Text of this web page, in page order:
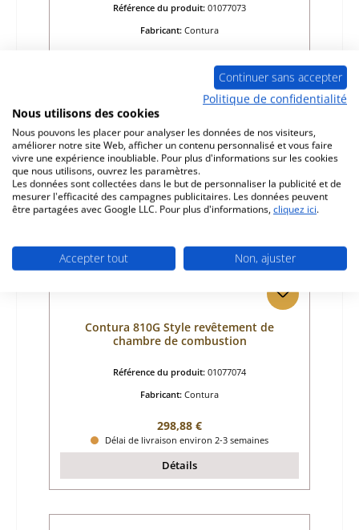
Référence du produit: 01077073
Fabricant: Contura
Délai de livraison environ 2-3 semaines
Contura 810G Style revêtement de
chambre de combustion
Référence du produit: 01077074
Fabricant: Contura
Prix régulier :
298,88 €
Délai de livraison environ 2-3 semaines
Détails
Continuer sans accepter
Politique de confidentialité
Nous utilisons des cookies
Nous pouvons les placer pour analyser les données de nos visiteurs,
améliorer notre site Web, afficher un contenu personnalisé et vous faire
vivre une expérience inoubliable. Pour plus d'informations sur les cookies
que nous utilisons, ouvrez les paramètres.
Les données sont collectées dans le but de personnaliser la publicité et de
mesurer l'efficacité des campagnes publicitaires. Les données peuvent
être partagées avec Google LLC. Pour plus d'informations, cliquez ici.
Accepter tout Non, ajuster